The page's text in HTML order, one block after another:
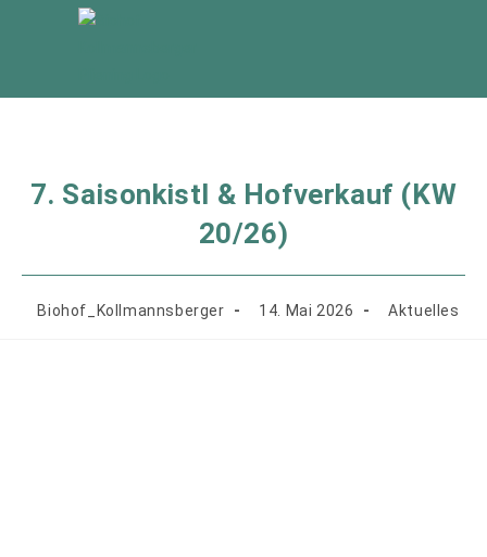
7. Saisonkistl & Hofverkauf (KW
20/26)
Beitrags-
Biohof_Kollmannsberger
Beitrag
14. Mai 2026
Beitrags-
Aktuelles